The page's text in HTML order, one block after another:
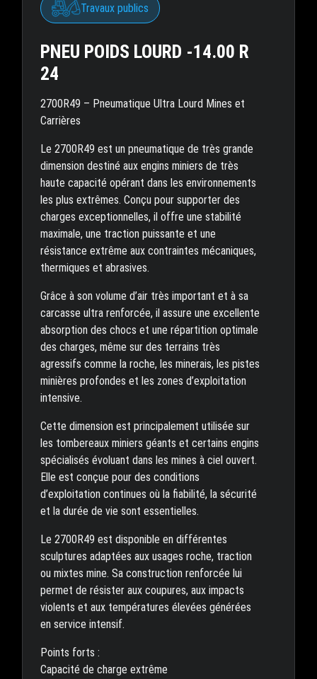
Travaux publics
PNEU POIDS LOURD -14.00 R
24
2700R49 – Pneumatique Ultra Lourd Mines et
Carrières
Le 2700R49 est un pneumatique de très grande
dimension destiné aux engins miniers de très
haute capacité opérant dans les environnements
les plus extrêmes. Conçu pour supporter des
charges exceptionnelles, il offre une stabilité
maximale, une traction puissante et une
résistance extrême aux contraintes mécaniques,
thermiques et abrasives.
Grâce à son volume d’air très important et à sa
carcasse ultra renforcée, il assure une excellente
absorption des chocs et une répartition optimale
des charges, même sur des terrains très
agressifs comme la roche, les minerais, les pistes
minières profondes et les zones d’exploitation
intensive.
Cette dimension est principalement utilisée sur
les tombereaux miniers géants et certains engins
spécialisés évoluant dans les mines à ciel ouvert.
Elle est conçue pour des conditions
d’exploitation continues où la fiabilité, la sécurité
et la durée de vie sont essentielles.
Le 2700R49 est disponible en différentes
sculptures adaptées aux usages roche, traction
ou mixtes mine. Sa construction renforcée lui
permet de résister aux coupures, aux impacts
violents et aux températures élevées générées
en service intensif.
Points forts :
Capacité de charge extrême